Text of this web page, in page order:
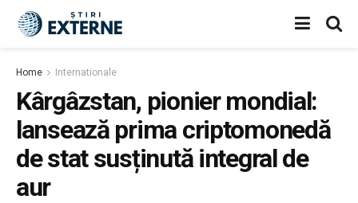
Home Internationale
Kârgâzstan, pionier mondial:
lansează prima criptomonedă
de stat susținută integral de
aur